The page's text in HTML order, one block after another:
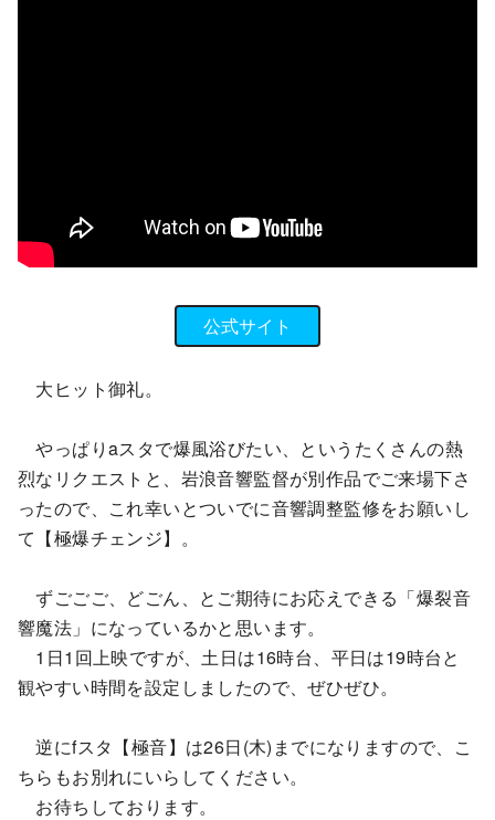
公式サイト
大ヒット御礼。
やっぱりaスタで爆風浴びたい、というたくさんの熱
烈なリクエストと、岩浪音響監督が別作品でご来場下さ
ったので、これ幸いとついでに音響調整監修をお願いし
て【極爆チェンジ】。
ずごごご、どごん、とご期待にお応えできる「爆裂音
響魔法」になっているかと思います。
1日1回上映ですが、土日は16時台、平日は19時台と
観やすい時間を設定しましたので、ぜひぜひ。
逆にfスタ【極音】は26日(木)までになりますので、こ
ちらもお別れにいらしてください。
お待ちしております。